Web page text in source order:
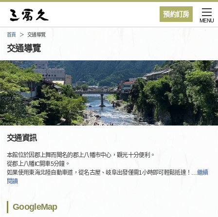
預約訂房
MENU
首頁 交通導覽
交通導覽
交通資訊
本館位於因郡上舞而聞名的郡上八幡市中心，觀光十分便利。
從郡上八幡IC開車5分鐘。
如果使用東海北陸自動車道，從名古屋、岐阜出發僅需1小時即可輕鬆抵達！ …繼續
閱讀
GoogleMap